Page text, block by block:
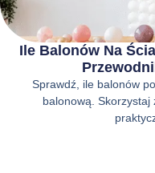
Ile Balonów Na
Sprawdź, ile balonów
balonową.